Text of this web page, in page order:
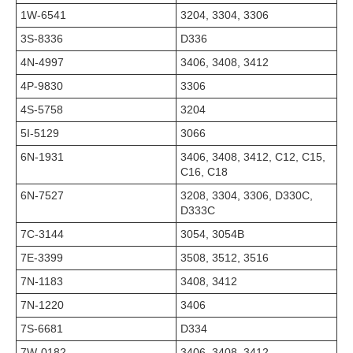
1W-6541
3204, 3304, 3306
3S-8336
D336
4N-4997
3406, 3408, 3412
4P-9830
3306
4S-5758
3204
5I-5129
3066
6N-1931
3406, 3408, 3412, C12, C15,
C16, C18
6N-7527
3208, 3304, 3306, D330C,
D333C
7C-3144
3054, 3054B
7E-3399
3508, 3512, 3516
7N-1183
3408, 3412
7N-1220
3406
7S-6681
D334